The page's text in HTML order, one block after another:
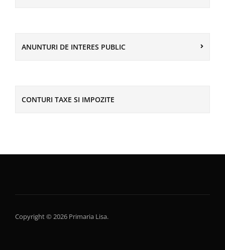
ANUNTURI DE INTERES PUBLIC
CONTURI TAXE SI IMPOZITE
Copyright © 2026 Primaria Lisa.